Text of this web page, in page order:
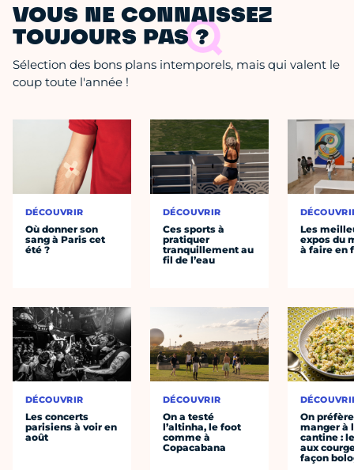
VOUS NE CONNAISSEZ
TOUJOURS PAS ?
Sélection des bons plans intemporels, mais qui valent le
coup toute l'année !
DÉCOUVRIR
Où donner son
sang à Paris cet
été ?
DÉCOUVRIR
Les concerts
parisiens à voir en
août
DÉCOUVRIR
Ces sports à
pratiquer
tranquillement au
fil de l’eau
DÉCOUVRIR
On a testé
l’altinha, le foot
comme à
Copacabana
Les
expos du
à faire en
On préfère
manger à
cantine :
aux
façon